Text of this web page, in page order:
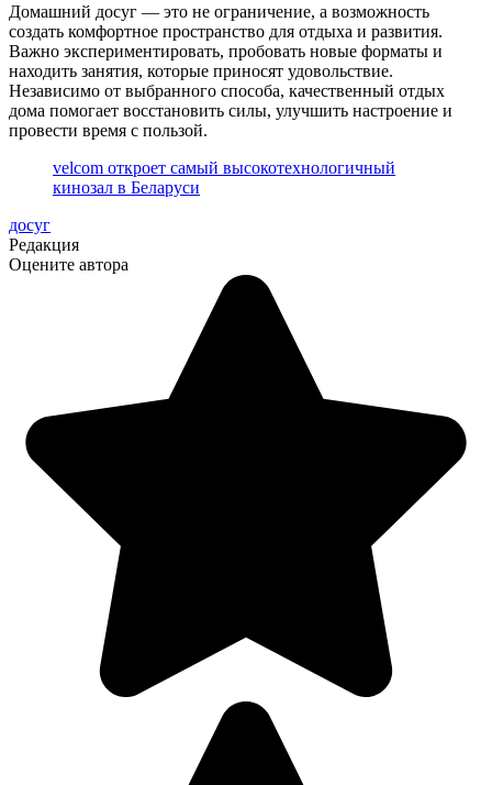
Домашний досуг — это не ограничение, а возможность
создать комфортное пространство для отдыха и развития.
Важно экспериментировать, пробовать новые форматы и
находить занятия, которые приносят удовольствие.
Независимо от выбранного способа, качественный отдых
дома помогает восстановить силы, улучшить настроение и
провести время с пользой.
velcom откроет самый высокотехнологичный
кинозал в Беларуси
досуг
Редакция
Оцените автора